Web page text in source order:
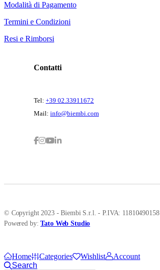
Modalità di Pagamento
Termini e Condizioni
Resi e Rimborsi
Contatti
Tel: +39 02.33911672
Mail: info@biembi.com
© Copyright 2023 - Biembi S.r.l. - P.IVA:
Powered by: Tato Web Studio
Home Categories Wishlist
Account
Search